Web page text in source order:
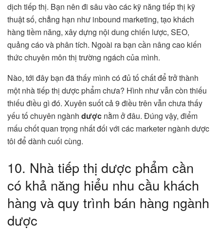
dịch tiếp thị. Bạn nên đi sâu vào các kỹ năng tiếp thị kỹ
thuật số, chẳng hạn như inbound marketing, tạo khách
hàng tiềm năng, xây dựng nội dung chiến lược, SEO,
quảng cáo và phân tích. Ngoài ra bạn cần nâng cao kiến
thức chuyên môn thị trường ngách của mình.
Nào, tới đây bạn đã thấy mình có đủ tố chất để trở thành
một nhà tiếp thị dược phẩm chưa? Hình như vẫn còn thiếu
thiếu điều gì đó. Xuyên suốt cả 9 điều trên vẫn chưa thấy
yếu tố chuyên ngành dược nằm ở đâu. Đúng vậy, điểm
mấu chốt quan trọng nhất đối với các marketer ngành dược
tôi để dành cuối cùng.
10. Nhà tiếp thị dược phẩm cần
có khả năng hiểu nhu cầu khách
hàng và quy trình bán hàng ngành
dược